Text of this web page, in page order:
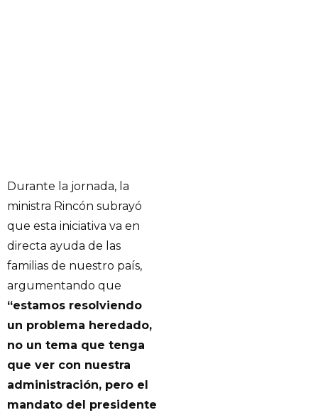
Durante la jornada, la
ministra Rincón subrayó
que esta iniciativa va en
directa ayuda de las
familias de nuestro país,
argumentando que
“estamos resolviendo
un problema heredado,
no un tema que tenga
que ver con nuestra
administración, pero el
mandato del presidente